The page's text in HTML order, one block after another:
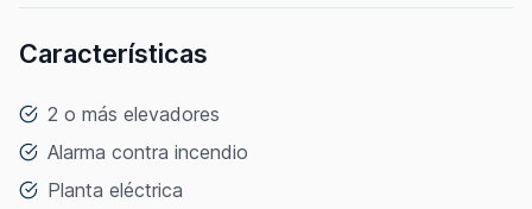
Características
2 o más elevadores
Alarma contra incendio
Planta eléctrica